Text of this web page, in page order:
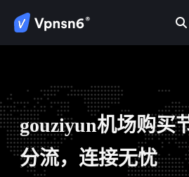
首页
隐私保护
安全连接
服务介绍
gouziyun机场购
分流，连接无忧